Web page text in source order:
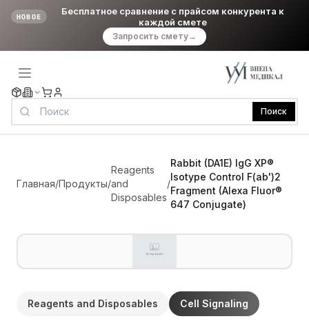
НОВОЕ
Бесплатное сравнение с прайсом конкурента к
каждой смете
Запросить смету→
Поиск
Главная/Продукты/
Reagents
and
Disposables
/
Rabbit (DA1E) IgG XP®
Isotype Control F(ab')2
Fragment (Alexa Fluor®
647 Conjugate)
Reagents and Disposables Cell Signaling